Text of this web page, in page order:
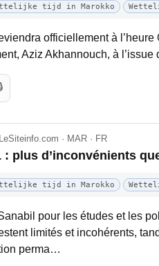
tijd in Marokko
officiellement à
Aziz Akhannouch, à
· MAR · FR
: plus d’inconvénients
tijd in Marokko
pour les études et les
limités et incohérents,
perma…